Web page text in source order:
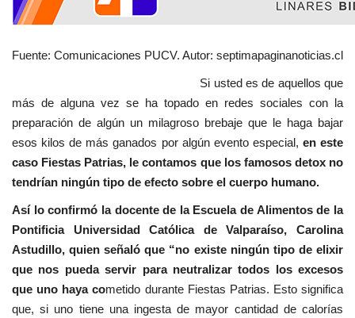
Fuente: Comunicaciones PUCV. Autor: septimapaginanoticias.cl
Si usted es de aquellos que
más de alguna vez se ha topado en redes sociales con la
preparación de algún un milagroso brebaje que le haga bajar
esos kilos de más ganados por algún evento especial, en este
caso Fiestas Patrias, le contamos que los famosos detox no
tendrían ningún tipo de efecto sobre el cuerpo humano.
Así lo confirmó la docente de la Escuela de Alimentos de la
Pontificia Universidad Católica de Valparaíso, Carolina
Astudillo, quien señaló que “no existe ningún tipo de elixir
que nos pueda servir para neutralizar todos los excesos
que uno haya cometido durante Fiestas Patrias. Esto significa
que, si uno tiene una ingesta de mayor cantidad de calorías